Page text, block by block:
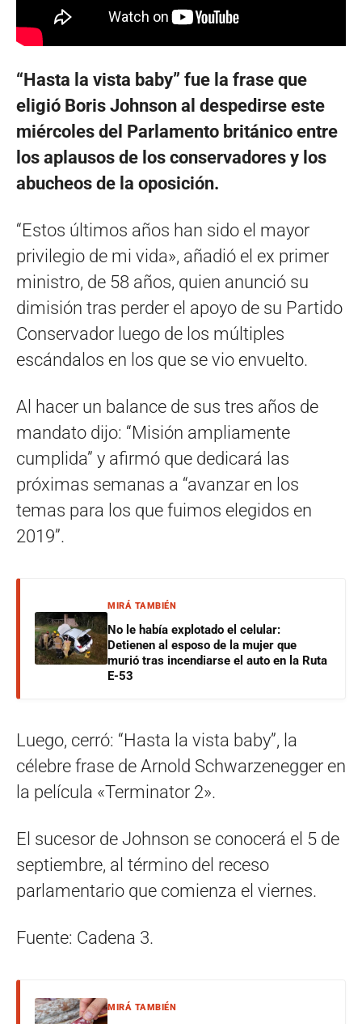
“Hasta la vista baby” fue la frase que
eligió Boris Johnson al despedirse este
miércoles del Parlamento británico entre
los aplausos de los conservadores y los
abucheos de la oposición.
“Estos últimos años han sido el mayor
privilegio de mi vida», añadió el ex primer
ministro, de 58 años, quien anunció su
dimisión tras perder el apoyo de su Partido
Conservador luego de los múltiples
escándalos en los que se vio envuelto.
Al hacer un balance de sus tres años de
mandato dijo: “Misión ampliamente
cumplida” y afirmó que dedicará las
próximas semanas a “avanzar en los
temas para los que fuimos elegidos en
2019”.
MIRÁ TAMBIÉN
No le había explotado el celular:
Detienen al esposo de la mujer que
murió tras incendiarse el auto en la Ruta
E-53
Luego, cerró: “Hasta la vista baby”, la
célebre frase de Arnold Schwarzenegger en
la película «Terminator 2».
El sucesor de Johnson se conocerá el 5 de
septiembre, al término del receso
parlamentario que comienza el viernes.
Fuente: Cadena 3.
MIRÁ TAMBIÉN